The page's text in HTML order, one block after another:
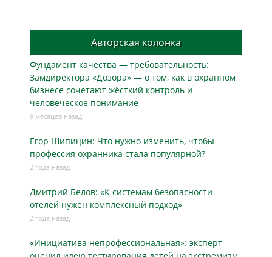
Авторская колонка
Фундамент качества — требовательность:
Замдиректора «Дозора» — о том, как в охранном
бизнесe сочетают жёсткий контроль и
человеческое понимание
9 месяцев назад
Егор Шипицин: Что нужно изменить, чтобы
профессия охранника стала популярной?
2 года назад
Дмитрий Белов: «К системам безопасности
отелей нужен комплексный подход»
2 года назад
«Инициатива непрофессиональная»: эксперт